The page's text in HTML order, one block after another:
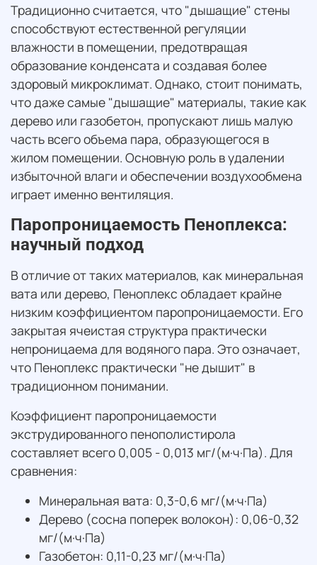
Традиционно считается, что "дышащие" стены
способствуют естественной регуляции
влажности в помещении, предотвращая
образование конденсата и создавая более
здоровый микроклимат. Однако, стоит понимать,
что даже самые "дышащие" материалы, такие как
дерево или газобетон, пропускают лишь малую
часть всего объема пара, образующегося в
жилом помещении. Основную роль в удалении
избыточной влаги и обеспечении воздухообмена
играет именно вентиляция.
Паропроницаемость Пеноплекса:
научный подход
В отличие от таких материалов, как минеральная
вата или дерево, Пеноплекс обладает крайне
низким коэффициентом паропроницаемости. Его
закрытая ячеистая структура практически
непроницаема для водяного пара. Это означает,
что Пеноплекс практически "не дышит" в
традиционном понимании.
Коэффициент паропроницаемости
экструдированного пенополистирола
составляет всего 0,005 - 0,013 мг/(м·ч·Па). Для
сравнения:
Минеральная вата: 0,3-0,6 мг/(м·ч·Па)
Дерево (сосна поперек волокон): 0,06-0,32
мг/(м·ч·Па)
Газобетон: 0,11-0,23 мг/(м·ч·Па)